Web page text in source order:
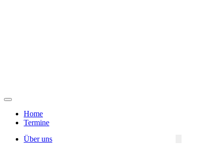
Navigationsmenü
Home
Termine
Über uns